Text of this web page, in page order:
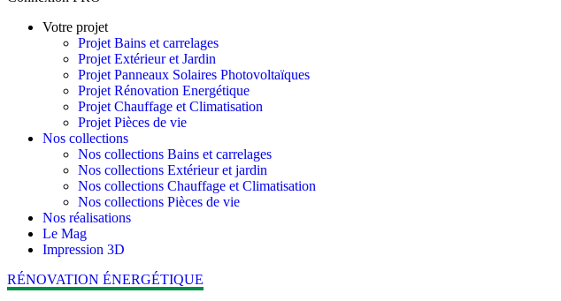
Votre projet
Projet Bains et carrelages
Projet Extérieur et Jardin
Projet Panneaux Solaires Photovoltaïques
Projet Rénovation Energétique
Projet Chauffage et Climatisation
Projet Pièces de vie
Nos collections
Nos collections Bains et carrelages
Nos collections Extérieur et jardin
Nos collections Chauffage et Climatisation
Nos collections Pièces de vie
Nos réalisations
Le Mag
Impression 3D
RÉNOVATION ÉNERGÉTIQUE